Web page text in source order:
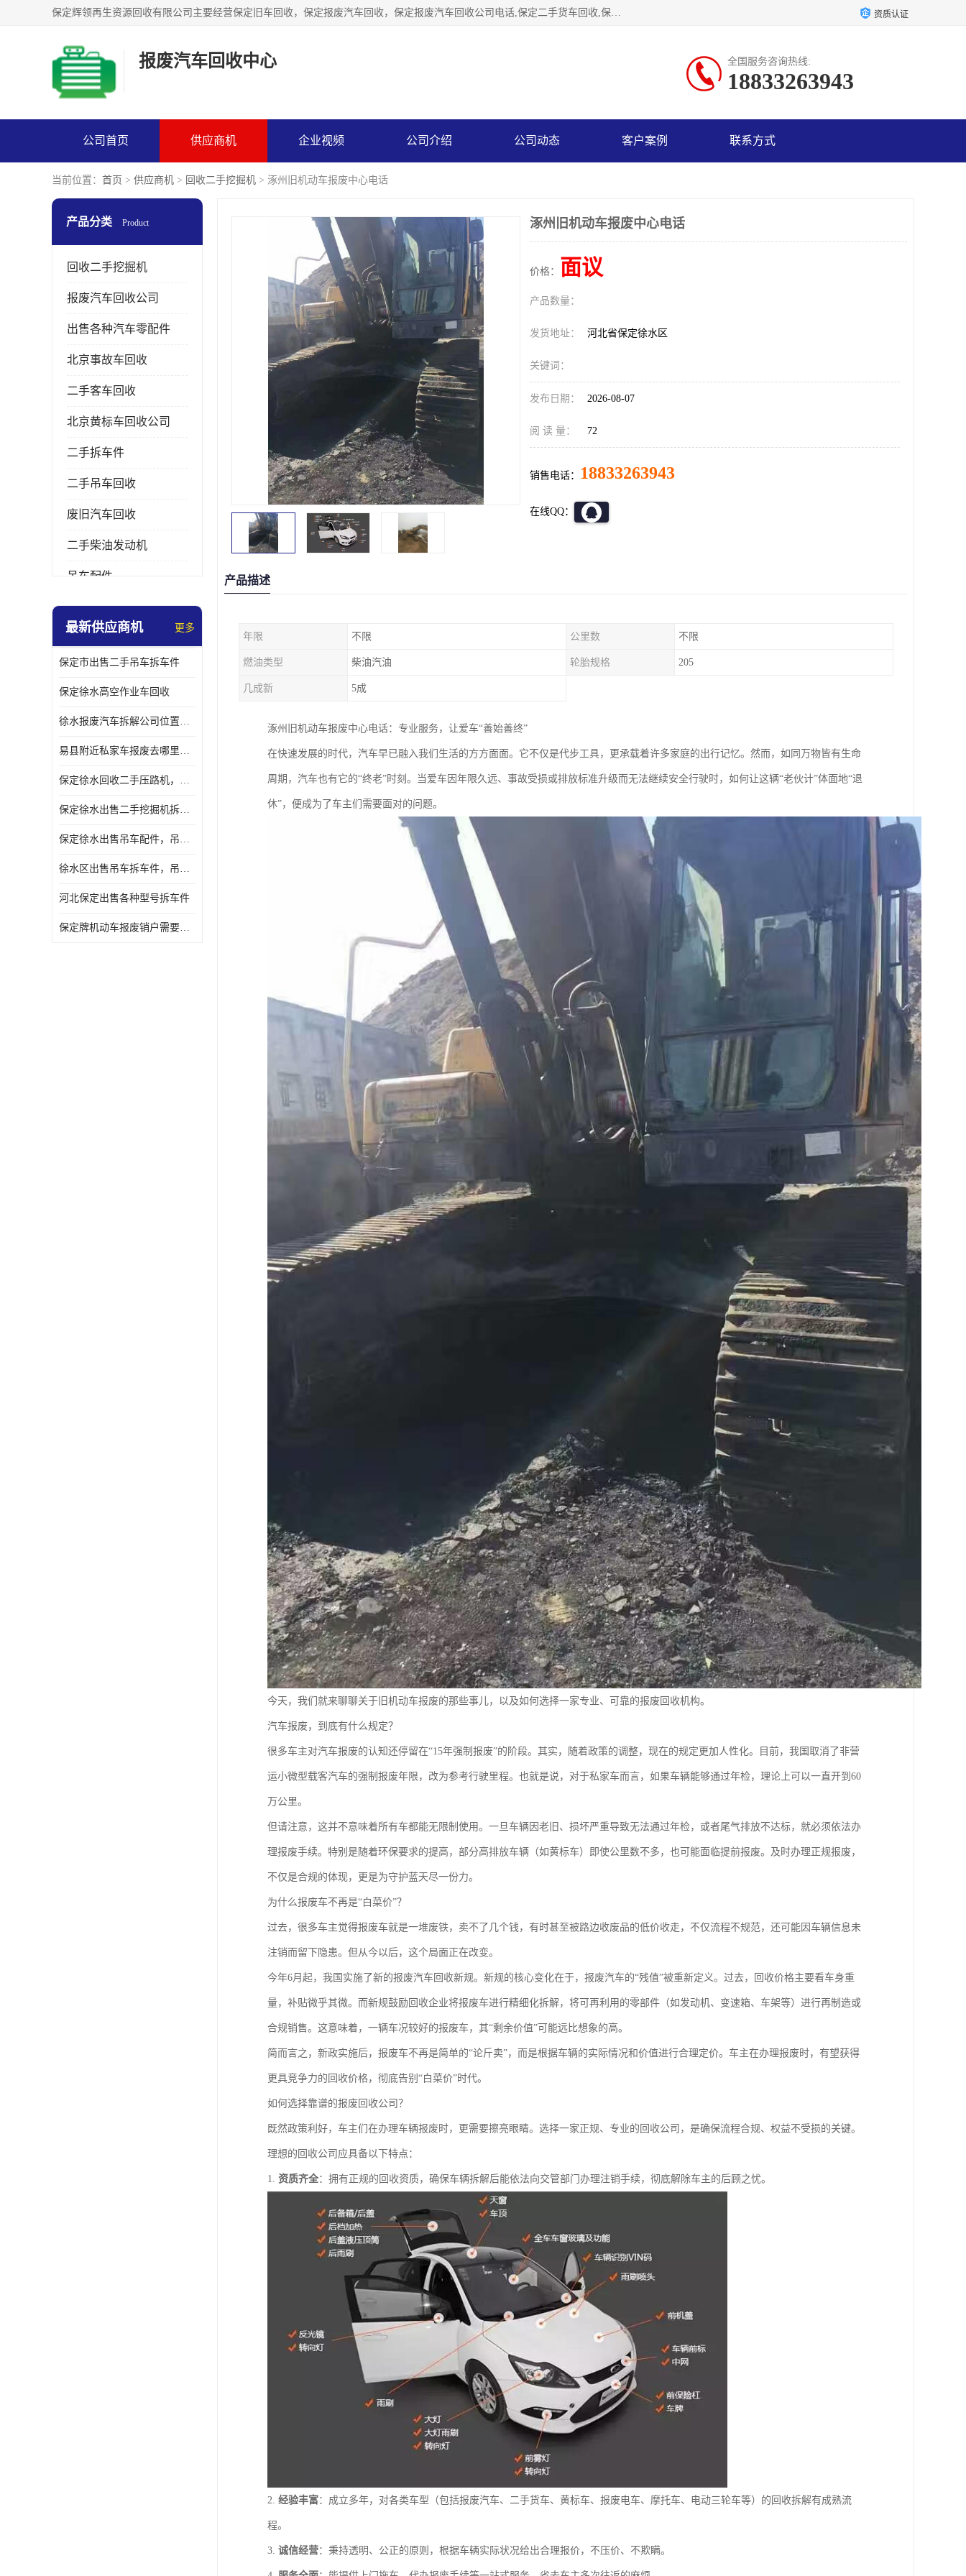
保定辉领再生资源回收有限公司主要经营保定旧车回收，保定报废汽车回收，保定报废汽车回收公司电话,保定二手货车回收,保定黄标车回收, 保定黄标车回收，保定哪里收报废车，保定废旧汽车回收，保定汽车报废手续办理，保定汽车解体厂。将通过采取区域限行促进淘汰、经济补助激励新、加大上路*法处罚、加强达标排放监管等综合措施，对老旧机动车逐步实行末位淘汰，加快老旧机动车淘汰新 资质认证
报废汽车回收中心 全国服务咨询热线:
18833263943
公司首页 供应商机 企业视频 公司介绍 公司动态 客户案例 联系方式
当前位置： 首页 > 供应商机 > 回收二手挖掘机 > 涿州旧机动车报废中心电话
产品分类 Product
回收二手挖掘机
报废汽车回收公司
出售各种汽车零配件
北京事故车回收
二手客车回收
北京黄标车回收公司
二手拆车件
二手吊车回收
废旧汽车回收
二手柴油发动机
吊车配件
挖掘机拆车件
最新供应商机 更多
保定市出售二手吊车拆车件
保定徐水高空作业车回收
徐水报废汽车拆解公司位置，出售二手拆车件发动机
易县附近私家车报废去哪里，咨询车辆销户流程电话
保定徐水回收二手压路机，压路机拆解市场在哪
保定徐水出售二手挖掘机拆车件，挖掘机配件，液压件出售
保定徐水出售吊车配件，吊车拆车件出售
徐水区出售吊车拆车件，吊车液压件，吊车发动机变速箱出售
河北保定出售各种型号拆车件
保定牌机动车报废销户需要带哪些手续，流程咨询
涿州旧机动车报废中心电话
价格： 面议
产品数量：
发货地址： 河北省保定徐水区
关键词：
发布日期： 2026-08-07
阅 读 量： 72
销售电话： 18833263943
在线QQ：
产品描述
年限 不限 公里数 不限
燃油类型 柴油汽油 轮胎规格 205
几成新 5成
涿州旧机动车报废中心电话：专业服务，让爱车“善始善终”
在快速发展的时代，汽车早已融入我们生活的方方面面。它不仅是代步工具，更承载着许多家庭的出行记忆。然而，如同万物皆有生命
周期，汽车也有它的“终老”时刻。当爱车因年限久远、事故受损或排放标准升级而无法继续安全行驶时，如何让这辆“老伙计”体面地“退
休”，便成为了车主们需要面对的问题。
今天，我们就来聊聊关于旧机动车报废的那些事儿，以及如何选择一家专业、可靠的报废回收机构。
汽车报废，到底有什么规定？
很多车主对汽车报废的认知还停留在“15年强制报废”的阶段。其实，随着政策的调整，现在的规定更加人性化。目前，我国取消了非营
运小微型载客汽车的强制报废年限，改为参考行驶里程。也就是说，对于私家车而言，如果车辆能够通过年检，理论上可以一直开到60
万公里。
但请注意，这并不意味着所有车都能无限制使用。一旦车辆因老旧、损坏严重导致无法通过年检，或者尾气排放不达标，就必须依法办
理报废手续。特别是随着环保要求的提高，部分高排放车辆（如黄标车）即使公里数不多，也可能面临提前报废。及时办理正规报废，
不仅是合规的体现，更是为守护蓝天尽一份力。
为什么报废车不再是“白菜价”？
过去，很多车主觉得报废车就是一堆废铁，卖不了几个钱，有时甚至被路边收废品的低价收走，不仅流程不规范，还可能因车辆信息未
注销而留下隐患。但从今以后，这个局面正在改变。
今年6月起，我国实施了新的报废汽车回收新规。新规的核心变化在于，报废汽车的“残值”被重新定义。过去，回收价格主要看车身重
量，补贴微乎其微。而新规鼓励回收企业将报废车进行精细化拆解，将可再利用的零部件（如发动机、变速箱、车架等）进行再制造或
合规销售。这意味着，一辆车况较好的报废车，其“剩余价值”可能远比想象的高。
简而言之，新政实施后，报废车不再是简单的“论斤卖”，而是根据车辆的实际情况和价值进行合理定价。车主在办理报废时，有望获得
更具竞争力的回收价格，彻底告别“白菜价”时代。
如何选择靠谱的报废回收公司？
既然政策利好，车主们在办理车辆报废时，更需要擦亮眼睛。选择一家正规、专业的回收公司，是确保流程合规、权益不受损的关键。
理想的回收公司应具备以下特点：
1. 资质齐全：拥有正规的回收资质，确保车辆拆解后能依法向交管部门办理注销手续，彻底解除车主的后顾之忧。
2. 经验丰富：成立多年，对各类车型（包括报废汽车、二手货车、黄标车、报废电车、摩托车、电动三轮车等）的回收拆解有成熟流
程。
3. 诚信经营：秉持透明、公正的原则，根据车辆实际状况给出合理报价，不压价、不欺瞒。